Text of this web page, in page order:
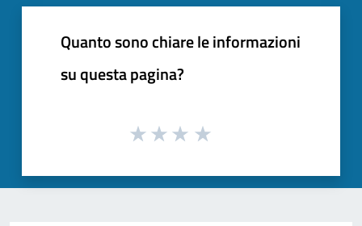
Quanto sono chiare le informazioni
su questa pagina?